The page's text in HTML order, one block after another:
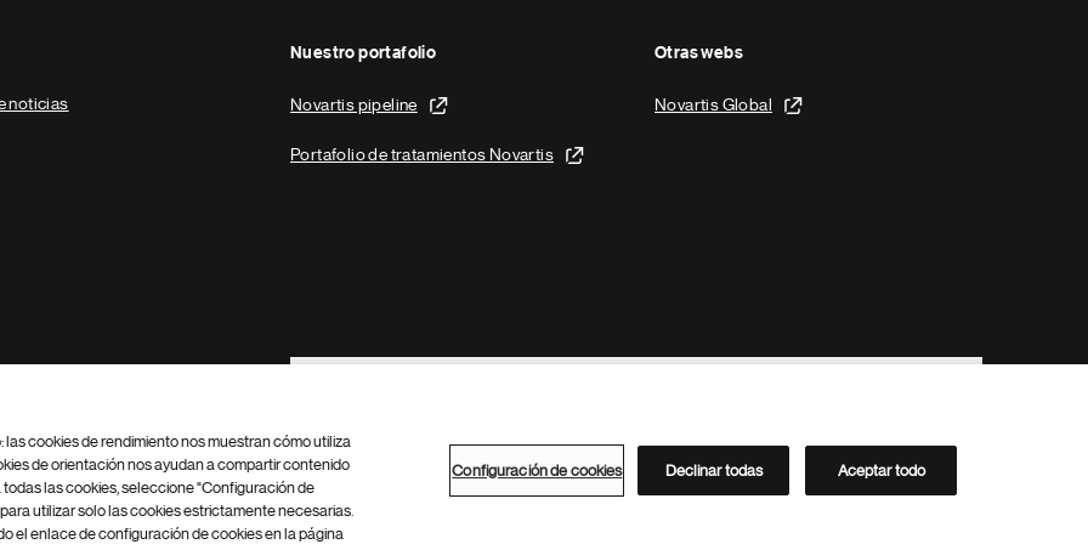
noticias
Nuestro portafolio
Novartis pipeline
Portafolio de tratamientos Novartis
Otras webs
Novartis Global
Footer Site Search
Configuración de cookies Mapa del sitio
Directorio de Novartis
cookies de rendimiento nos muestran cómo utiliza
de orientación nos ayudan a compartir contenido
las cookies, seleccione "Configuración de
utilizar solo las cookies estrictamente necesarias.
el enlace de configuración de cookies en la página
Configuración de cookies Declinar todas Aceptar todo